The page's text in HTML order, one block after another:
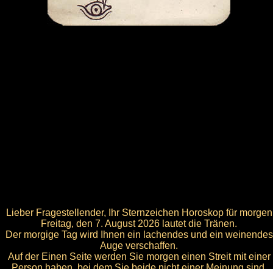
Lieber Fragestellender, Ihr Sternzeichen Horoskop für morgen
Freitag, den 7. August 2026 lautet die Tränen.
Der morgige Tag wird Ihnen ein lachendes und ein weinendes
Auge verschaffen.
Auf der Einen Seite werden Sie morgen einen Streit mit einer